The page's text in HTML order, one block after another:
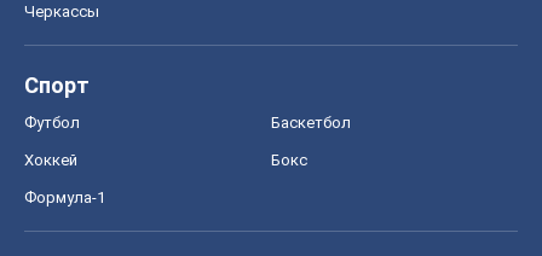
Черкассы
Спорт
Футбол Баскетбол
Хоккей Бокс
Формула-1